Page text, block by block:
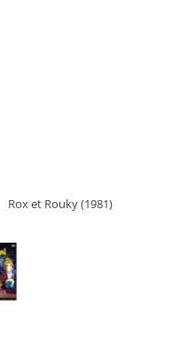
Rox et Rouky (1981)